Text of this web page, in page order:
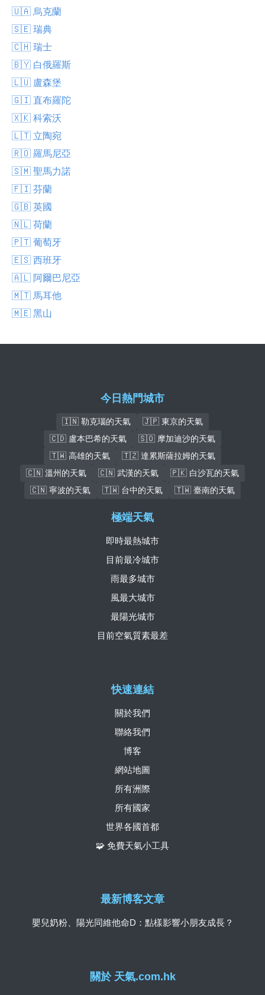
🇺🇦 烏克蘭
🇸🇪 瑞典
🇨🇭 瑞士
🇧🇾 白俄羅斯
🇱🇺 盧森堡
🇬🇮 直布羅陀
🇽🇰 科索沃
🇱🇹 立陶宛
🇷🇴 羅馬尼亞
🇸🇲 聖馬力諾
🇫🇮 芬蘭
🇬🇧 英國
🇳🇱 荷蘭
🇵🇹 葡萄牙
🇪🇸 西班牙
🇦🇱 阿爾巴尼亞
🇲🇹 馬耳他
🇲🇪 黑山
今日熱門城市
🇮🇳 勒克瑙的天氣
🇯🇵 東京的天氣
🇨🇩 盧本巴希的天氣
🇸🇴 摩加迪沙的天氣
🇹🇼 高雄的天氣
🇹🇿 達累斯薩拉姆的天氣
🇨🇳 溫州的天氣
🇨🇳 武漢的天氣
🇵🇰 白沙瓦的天氣
🇨🇳 寧波的天氣
🇹🇼 台中的天氣 🇹🇼 臺南的天氣
關於 天氣.com.hk
快速連結
關於我們
聯絡我們
博客
網站地圖
所有洲際
所有國家
世界各國首都
🧩 免費天氣小工具
極端天氣
即時最熱城市
目前最冷城市
雨最多城市
風最大城市
最陽光城市
目前空氣質素最差
最新博客文章
嬰兒奶粉、陽光同維他命D：點樣影響小朋友成長？